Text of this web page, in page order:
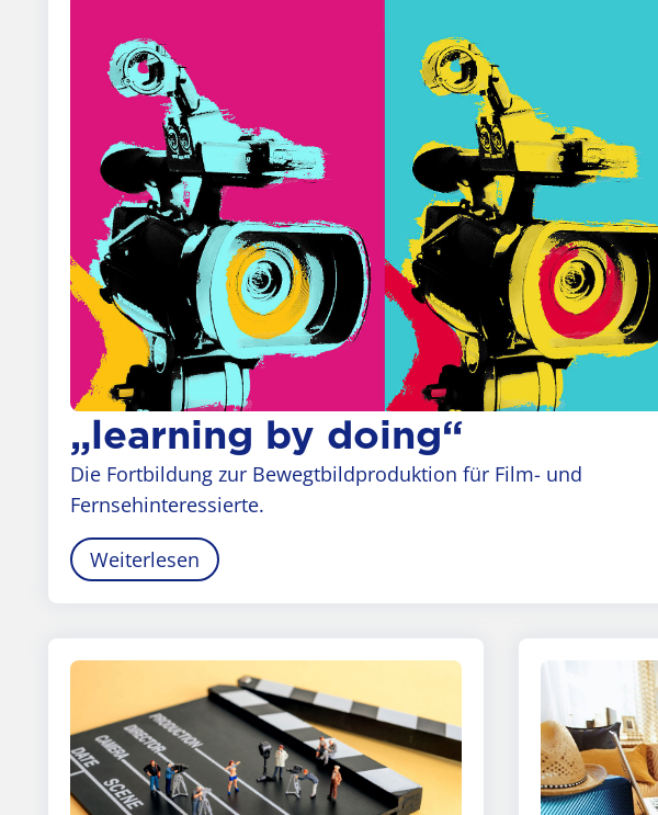
„learning by doing“
Die Fortbildung zur Bewegtbildproduktion für Film- und
Fernsehinteressierte.
Weiterlesen